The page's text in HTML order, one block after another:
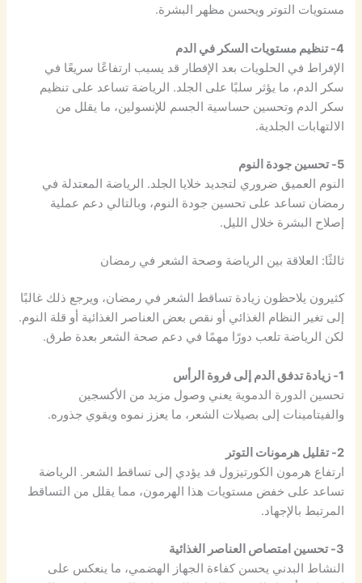
مستويات التوتر ويحسن مظهر البشرة.
4- تنظيم مستويات السكر في الدم
الإفراط في الحلويات بعد الإفطار قد يسبب ارتفاعًا سريعًا في
سكر الدم، ما يؤثر سلبًا على الجلد. الرياضة تساعد على تنظيم
سكر الدم وتحسين حساسية الجسم للإنسولين، ما يقلل من
الالتهابات الجلدية.
5- تحسين جودة النوم
النوم العميق ضروري لتجديد خلايا الجلد. الرياضة المعتدلة في
رمضان تساعد على تحسين جودة النوم، وبالتالي دعم عملية
إصلاح البشرة خلال الليل.
ثالثًا: العلاقة بين الرياضة وصحة الشعر في رمضان
كثيرون يلاحظون زيادة تساقط الشعر في رمضان، ويرجع ذلك غالبًا
إلى تغير النظام الغذائي أو نقص بعض العناصر الغذائية أو قلة النوم.
لكن الرياضة تلعب دورًا مهمًا في دعم صحة الشعر بعدة طرق.
1- زيادة تدفق الدم إلى فروة الرأس
تحسين الدورة الدموية يعني وصول مزيد من الأكسجين
والفيتامينات إلى بصيلات الشعر، ما يعزز نموه ويقوي جذوره.
2- تقليل هرمونات التوتر
ارتفاع هرمون الكورتيزول قد يؤدي إلى تساقط الشعر. الرياضة
تساعد على خفض مستويات هذا الهرمون، مما يقلل من التساقط
المرتبط بالإجهاد.
3- تحسين امتصاص العناصر الغذائية
النشاط البدني يحسن كفاءة الجهاز الهضمي، ما ينعكس على